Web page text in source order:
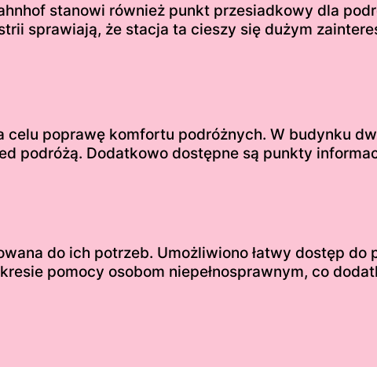
stanowi również punkt przesiadkowy dla
sprawiają, że stacja ta cieszy się dużym
poprawę komfortu podróżnych. W budynku
podróżą. Dodatkowo dostępne są punkty
do ich potrzeb. Umożliwiono łatwy dostęp do
pomocy osobom niepełnosprawnym, co